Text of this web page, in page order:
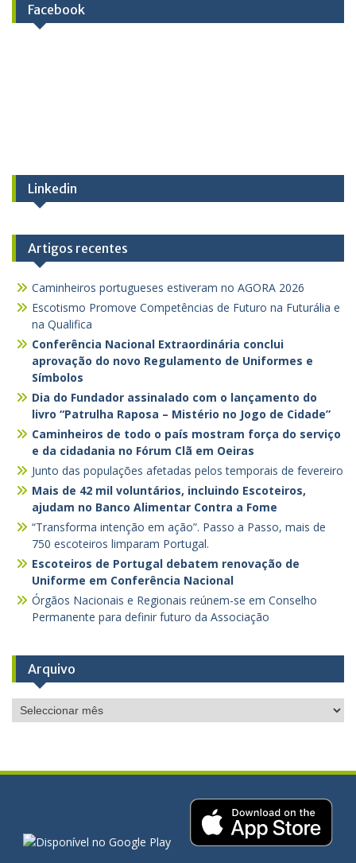
Facebook
Linkedin
Artigos recentes
Caminheiros portugueses estiveram no AGORA 2026
Escotismo Promove Competências de Futuro na Futurália e
na Qualifica
Conferência Nacional Extraordinária conclui
aprovação do novo Regulamento de Uniformes e
Símbolos
Dia do Fundador assinalado com o lançamento do
livro “Patrulha Raposa – Mistério no Jogo de Cidade”
Caminheiros de todo o país mostram força do serviço
e da cidadania no Fórum Clã em Oeiras
Junto das populações afetadas pelos temporais de fevereiro
Mais de 42 mil voluntários, incluindo Escoteiros,
ajudam no Banco Alimentar Contra a Fome
“Transforma intenção em ação”. Passo a Passo, mais de
750 escoteiros limparam Portugal.
Escoteiros de Portugal debatem renovação de
Uniforme em Conferência Nacional
Órgãos Nacionais e Regionais reúnem-se em Conselho
Permanente para definir futuro da Associação
Arquivo
Arquivo